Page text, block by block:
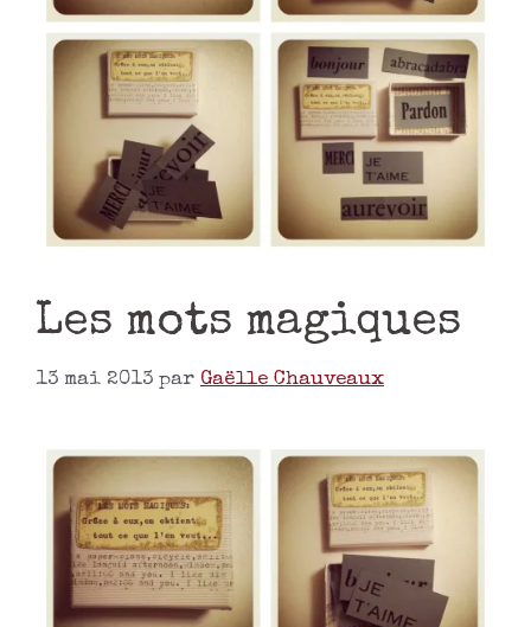
Les mots magiques
13 mai 2013 par Gaëlle Chauveaux